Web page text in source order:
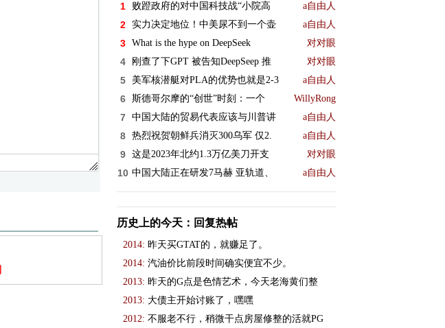
1 败蹬政府的对中国科技战“小院高 a自由人
2 实力决定地位！中美尿不到一个壶 a自由人
3 What is the hype on DeepSeek 对对眼
4 刚查了下GPT 被告知DeepSeep 推 对对眼
5 美军核潜艇对PLA的优势也就是2-3 a自由人
6 斯德哥尔摩的“创世”时刻：一个 WillyRong
7 中国大陆的贸易代表应该与川普讲 a自由人
8 热烈祝贺朝鲜兵消灭300乌军 仅2. a自由人
9 这是2023年北约1.3万亿美刀开支 对对眼
10 中国大陆正在研发7马赫 亚轨道、 a自由人
历史上的今天：回复热帖
2014: 昨天买GTAT的，就赚足了。
2014: 汽油价比前段时间确实便宜不少。
2013: 昨天的G点是色情艺术，今天老海黄们整
2013: 大债主开始讨账了，嘿嘿
2012: 不服老不行，稍微干点房屋修整的活就PG